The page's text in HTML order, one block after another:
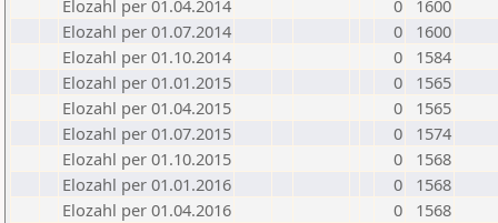
Elozahl per 01.04.2014
0
1600
Elozahl per 01.07.2014
0
1600
Elozahl per 01.10.2014
0
1584
Elozahl per 01.01.2015
0
1565
Elozahl per 01.04.2015
0
1565
Elozahl per 01.07.2015
0
1574
Elozahl per 01.10.2015
0
1568
Elozahl per 01.01.2016
0
1568
Elozahl per 01.04.2016
0
1568